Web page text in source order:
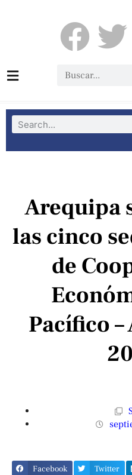
Arequipa
las cinco
de
Pacífico –
Facebook Twitter